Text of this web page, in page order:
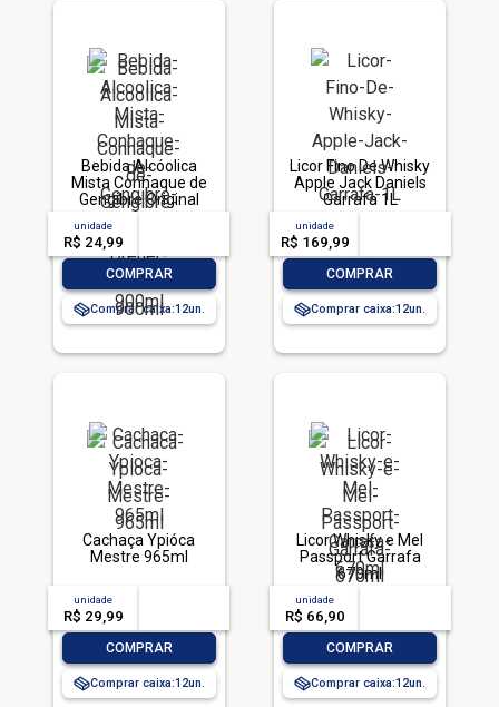
Bebida Alcóolica
Mista Conhaque de
Gengibre Original
Dreher Garrafa 900ml
unidade
R$ 24,99
COMPRAR
Comprar caixa:12
Licor Fino De Whisky
Apple Jack Daniels
Garrafa 1L
unidade
R$ 169,99
COMPRAR
Comprar caixa:12
Cachaça Ypióca
Mestre 965ml
unidade
R$ 29,99
COMPRAR
Comprar caixa:12
Licor Whisky e Mel
Passport Garrafa
670ml
unidade
R$ 66,90
COMPRAR
Comprar caixa:12